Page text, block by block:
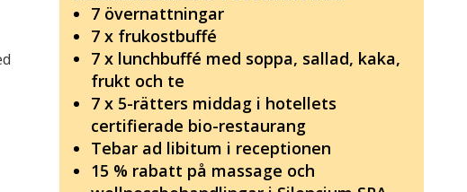
7 övernattningar
7 x frukostbuffé
7 x lunchbuffé med soppa, sallad, kaka,
frukt och te
7 x 5-rätters middag i hotellets
certifierade bio-restaurang
Tebar ad libitum i receptionen
15 % rabatt på massage och